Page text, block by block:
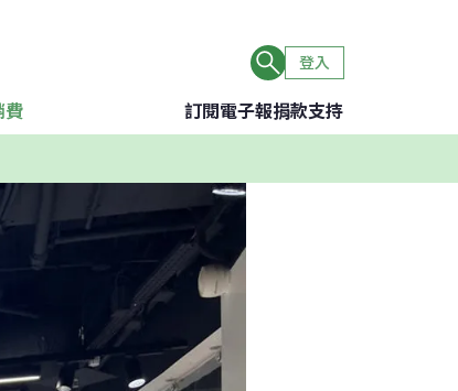
登入
費 訂閱電子報捐款支持